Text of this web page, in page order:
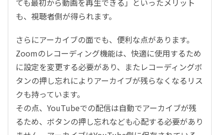
ても最初から動画を再生できる」といったメリット
も、視聴者側が得られます。
さらにアーカイブの面でも、便利な点があります。
Zoomのレコーディング機能は、快適に使用するため
に設定を変更する必要があり、またレコーディングボ
タンの押し忘れによりアーカイブが残らなくなるリス
クも持っています。
その点、YouTubeでの配信は自動でアーカイブが残
るため、ボタンの押し忘れなども心配する必要があり